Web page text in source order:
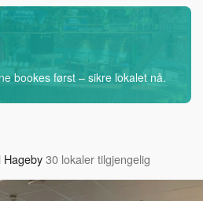
bookes først – sikre lokalet nå.
Hageby30 lokaler tilgjengelig